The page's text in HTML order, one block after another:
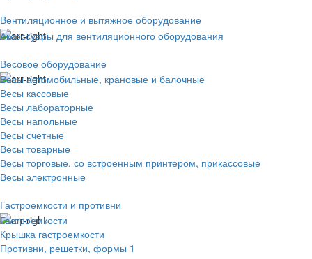
Вентиляционное и вытяжное оборудование
Аксессуары для вентиляционного оборудования
Весовое оборудование
Весы автомобильные, крановые и балочные
Весы кассовые
Весы лабораторные
Весы напольные
Весы счетные
Весы товарные
Весы торговые, со встроенным принтером, прикассовые
Весы электронные
Гастроемкости и противни
Гастроемкости
Крышка гастроемкости
Противни, решетки, формы 1